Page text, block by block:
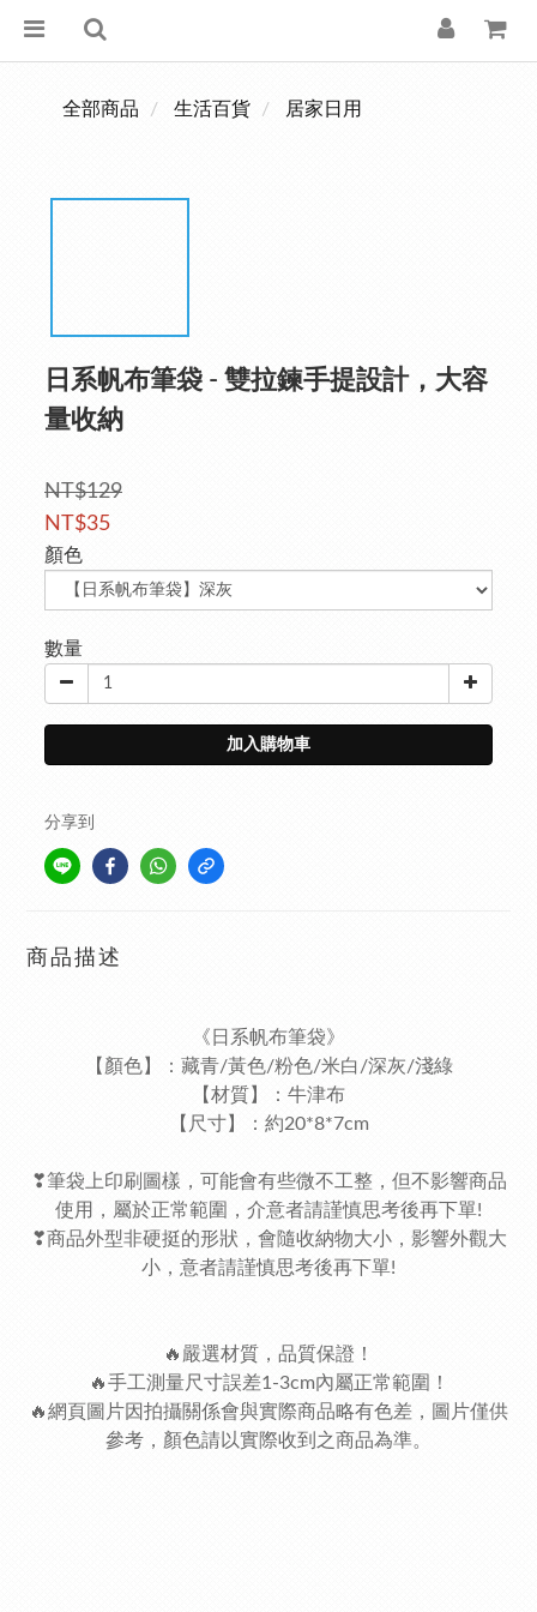
全部商品 生活百貨 居家日用
日系帆布筆袋 - 雙拉鍊手提設計，大容
量收納
NT$129
NT$35
顏色
數量
加入購物車
分享到
商品描述
《日系帆布筆袋》
【顏色】：藏青/黃色/粉色/米白/深灰/淺綠
【材質】：牛津布
【尺寸】：約20*8*7cm
❣筆袋上印刷圖樣，可能會有些微不工整，但不影響商品
使用，屬於正常範圍，介意者請謹慎思考後再下單!
❣商品外型非硬挺的形狀，會隨收納物大小，影響外觀大
小，意者請謹慎思考後再下單!
🔥嚴選材質，品質保證！
🔥手工測量尺寸誤差1-3cm內屬正常範圍！
🔥網頁圖片因拍攝關係會與實際商品略有色差，圖片僅供
參考，顏色請以實際收到之商品為準。